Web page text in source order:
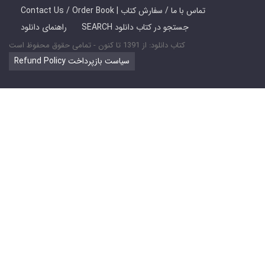
Contact Us / Order Book | تماس با ما / سفارش کتاب
راهنمای دانلود
SEARCH جستجو در کتاب دانلود
کتاب دانلود: از 1391 تا کنون - تمامی حقوق محفوظ است
Refund Policy سیاست بازپرداخت